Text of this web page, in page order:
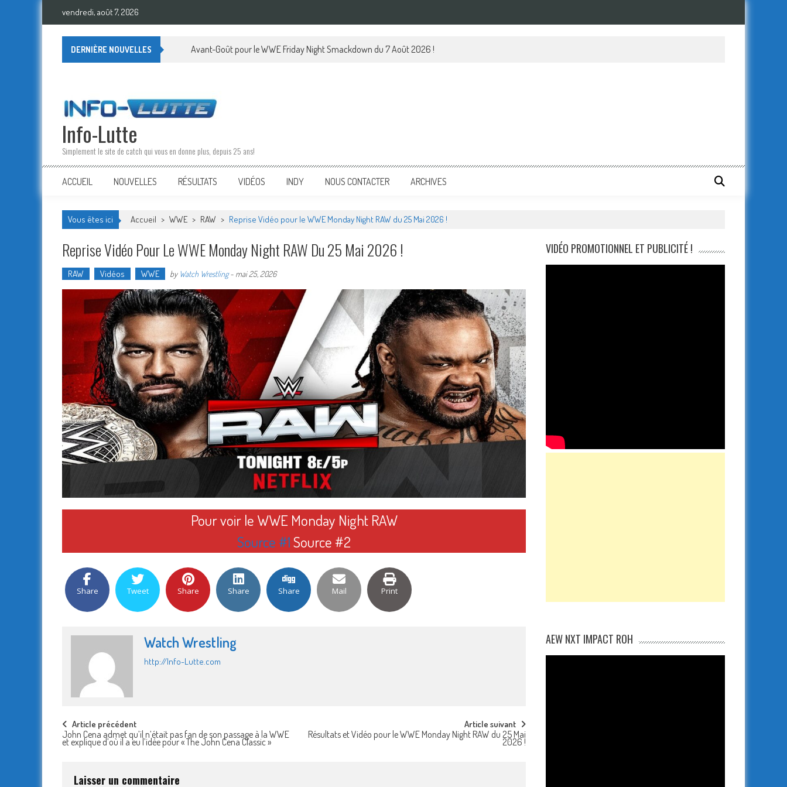
Skip
vendredi, août 7, 2026
DERNIÈRE NOUVELLES Avant-Goût pour le WWE Friday Night Smackdown du 7 Août 2026 !
Info-Lutte
Simplement le site de catch qui vous en donne plus, depuis 25 ans!
ACCUEIL NOUVELLES RÉSULTATS VIDÉOS INDY NOUS CONTACTER ARCHIVES
Vous êtes ici Accueil > WWE > RAW > Reprise Vidéo pour le WWE Monday Night RAW du 25 Mai 2026 !
Reprise Vidéo Pour Le WWE Monday Night RAW Du 25 Mai 2026 !
RAW Vidéos WWE by Watch Wrestling- mai 25, 2026
Pour voir le WWE Monday Night RAW
Source #1Source #2
Share Tweet Share Share Share Mail Print
Watch Wrestling
http://Info-Lutte.com
Post
navigation
Article précédent
John Cena admet qu’il n’était pas fan de son passage à la WWE
et explique d’où il a eu l’idée pour « The John Cena Classic »
Article suivant
Résultats et Vidéo pour le WWE Monday Night RAW du 25 Mai
2026 !
Laisser un commentaire
VIDÉO PROMOTIONNEL ET PUBLICITÉ !
AEW NXT IMPACT ROH